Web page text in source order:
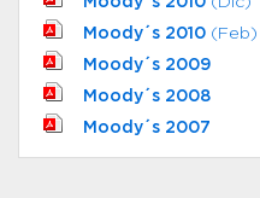
Moody´s 2010 (Feb)
Moody´s 2009
Moody´s 2008
Moody´s 2007